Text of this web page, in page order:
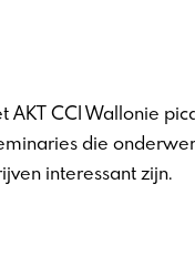
AKT CCI Wallonie
die
interessant zijn.